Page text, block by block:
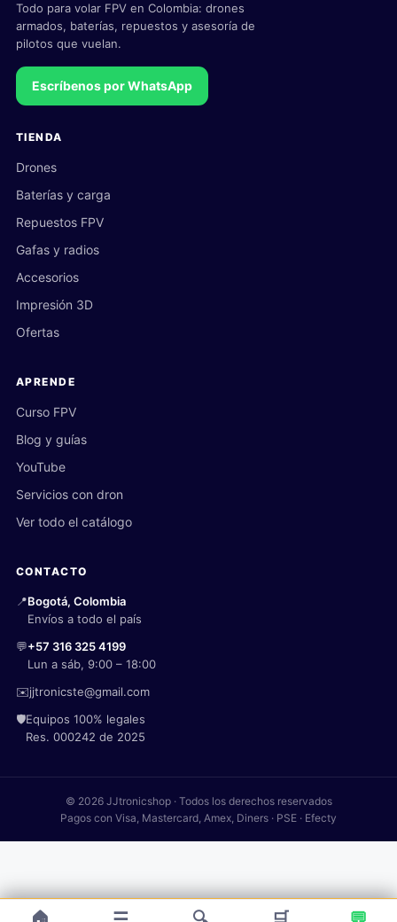
Todo para volar FPV en Colombia: drones
armados, baterías, repuestos y asesoría de
pilotos que vuelan.
Escríbenos por WhatsApp
TIENDA
Drones
Baterías y carga
Repuestos FPV
Gafas y radios
Accesorios
Impresión 3D
Ofertas
APRENDE
Curso FPV
Blog y guías
YouTube
Servicios con dron
Ver todo el catálogo
CONTACTO
📍Bogotá, Colombia
Envíos a todo el país
💬+57 316 325 4199
Lun a sáb, 9:00 – 18:00
✉️jjtronicste@gmail.com
🛡️Equipos 100% legales
Res. 000242 de 2025
© 2026 JJtronicshop · Todos los derechos reservados
Pagos con Visa, Mastercard, Amex, Diners · PSE · Efecty